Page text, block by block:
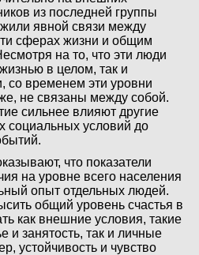
из последней группы
явной связи между
сферах жизни и общим
на то, что эти люди
в целом, так и
со временем эти уровни
не связаны между собой.
сильнее влияют другие
социальных условий до
что показатели
на уровне всего населения
опыт отдельных людей.
общий уровень счастья в
как внешние условия, такие
и занятость, так и личные
устойчивость и чувство